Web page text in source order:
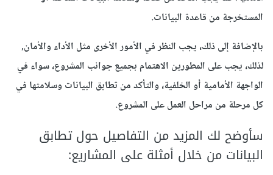
المستخرجة من قاعدة البيانات.
بالإضافة إلى ذلك، يجب النظر في الأمور الأخرى مثل الأداء والأمان,
لذلك، يجب على المطورين الاهتمام بجميع جوانب المشروع، سواء في
الواجهة الأمامية أو الخلفية، والتأكد من تطابق البيانات وسلامتها في
كل مرحلة من مراحل العمل على المشروع.
سأوضح لك المزيد من التفاصيل حول تطابق
البيانات من خلال أمثلة على المشاريع: